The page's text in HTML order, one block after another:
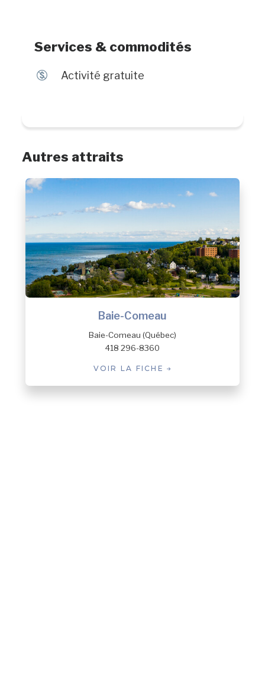
Services & commodités
$ Activité gratuite
Autres attraits
Baie-Comeau
Baie-Comeau (Québec)
418 296-8360
VOIR LA FICHE